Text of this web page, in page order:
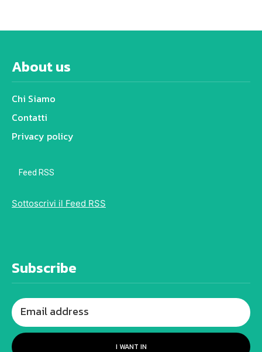
About us
Chi Siamo
Contatti
Privacy policy
Feed RSS
Sottoscrivi il Feed RSS
Subscribe
I WANT IN